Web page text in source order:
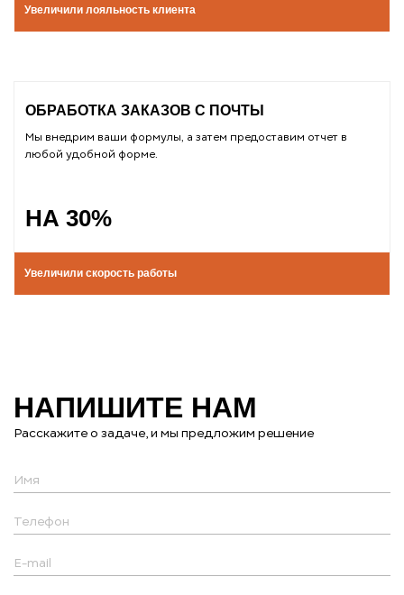
Увеличили лояльность клиента
ПЕРЕЙТИ
ОБРАБОТКА ЗАКАЗОВ С ПОЧТЫ
Мы внедрим ваши формулы, а затем предоставим отчет в
любой удобной форме.
НА 30%
Увеличили скорость работы
НАПИШИТЕ НАМ
Расскажите о задаче, и мы предложим решение